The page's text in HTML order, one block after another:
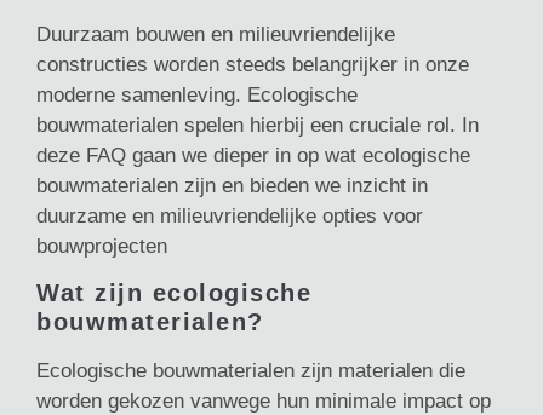
Duurzaam bouwen en milieuvriendelijke
constructies worden steeds belangrijker in onze
moderne samenleving. Ecologische
bouwmaterialen spelen hierbij een cruciale rol. In
deze FAQ gaan we dieper in op wat ecologische
bouwmaterialen zijn en bieden we inzicht in
duurzame en milieuvriendelijke opties voor
bouwprojecten
Wat zijn ecologische
bouwmaterialen?
Ecologische bouwmaterialen zijn materialen die
worden gekozen vanwege hun minimale impact op